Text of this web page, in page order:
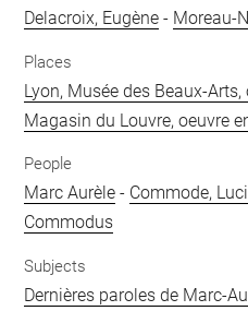
Delacroix, Eugène - Moreau-
Places
Lyon, Musée des Beaux-
Magasin du Louvre, oeuvre
People
Marc Aurèle - Commode,
Commodus
Subjects
Dernières paroles de Marc-